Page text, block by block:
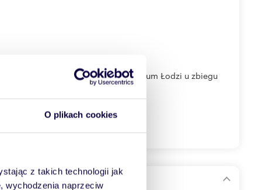
O plikach cookies
z takich technologii jak
wychodzenia naprzeciw
znajduje się w samym centrum Łodzi u zbiegu